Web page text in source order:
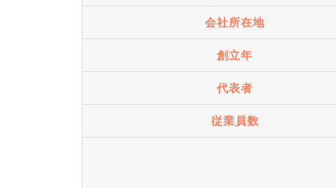
会社所在地
創立年
代表者
従業員数